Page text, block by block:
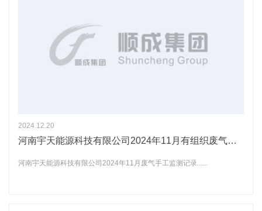
2024.12.20
河南宇天能源科技有限公司2024年11月有组织废气污染物排放情况手工监测分析结果记录信息
河南宇天能源科技有限公司2024年11月废气手工监测记录......